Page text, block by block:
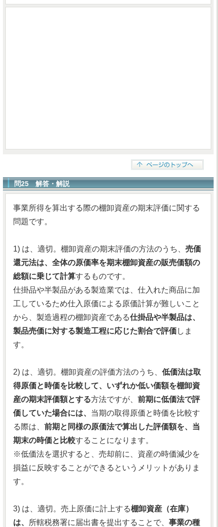
問25 解答・解説
事業所得を算出する際の棚卸資産の期末評価に関する
問題です。
1) は、適切。棚卸資産の期末評価の方法のうち、 売価
還元法は、全体の原価率を期末棚卸資産の販売価額の
総額に乗じて計算するものです。
仕掛品や半製品がある製造業では、仕入れた商品に加
工しているため仕入原価による原価計算が難しいこと
から、製造過程の棚卸資産である仕掛品や半製品は、
製品売価に対する製造工程に応じた割合で評価しま
す。
2) は、適切。棚卸資産の評価方法のうち、 低価法は取
得原価と時価を比較して、いずれか低い価額を棚卸資
産の期末評価額とする方法ですが、 前期に低価法で評
価していた場合には、 当期の取得原価と時価を比較す
る際は、 前期と同様の原価法で算出した評価額を、当
期末の時価と比較することになります。
※低価法を選択すると、売却前に、資産の時価減少を
損益に反映することができるというメリットがありま
す。
3) は、適切。売上原価に計上する棚卸資産（在庫）
は、
所轄税務署に届出書を提出することで、 事業の種